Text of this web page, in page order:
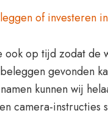
of investeren
op tijd zodat de
gevonden
kunnen wij
camera-